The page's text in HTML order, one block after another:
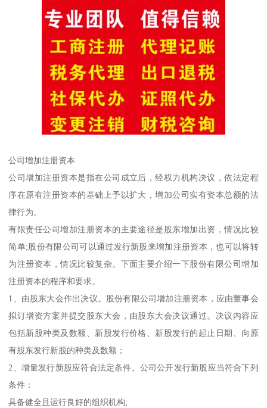
公司增加注册资本
公司增加注册资本是指在公司成立后，经权力机构决议，依法定程
序在原有注册资本的基础上予以扩大，增加公司实有资本总额的法
律行为。
有限责任公司增加注册资本的主要途径是股东增加出资，情况比较
简单;股份有限公司可以通过发行新股来增加注册资本，也可以将转
为注册资本，情况比较复杂。下面主要介绍一下股份有限公司增加
注册资本的程序和要求。
1、由股东大会作出决议。股份有限公司增加注册资本，应由董事会
拟订增资方案并提交股东大会，由股东大会决议通过。决议内容应
包括新股种类及数额、新股发行价格、新股发行的起止日期、向原
有股东发行新股的种类及数额；
2、增量发行新股应符合法定条件。公司公开发行新股应当符合下列
条件：
具备健全且运行良好的组织机构;